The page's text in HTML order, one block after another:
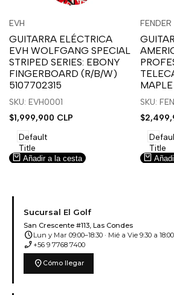
sesión
para
usar
la
lista
deseos.
para
usar
Compare
Proveedor:
EVH
GUITARRA ELÉCTRICA
EVH WOLFGANG SPECIAL
STRIPED SERIES: EBONY
FINGERBOARD (R/B/W)
5107702315
SKU: EVH0001
Precio
venta
$1,999,900 CLP
Default
Title
Añadir a la cesta
sesión
para
usar
la
lista
para
usar
FENDER
SKU:
Precio
venta
Title
Sucursal El Golf
San Crescente #113, Las Condes
scheduleLun y Mar 09:00–18:30 · Mié a Vie 9:30 a
phone_enabled +56 9 7768 7400
location_on Cómo llegar